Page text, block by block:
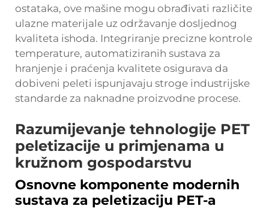
ostataka, ove mašine mogu obrađivati različite
ulazne materijale uz održavanje dosljednog
kvaliteta ishoda. Integriranje precizne kontrole
temperature, automatiziranih sustava za
hranjenje i praćenja kvalitete osigurava da
dobiveni peleti ispunjavaju stroge industrijske
standarde za naknadne proizvodne procese.
Razumijevanje tehnologije PET
peletizacije u primjenama u
kružnom gospodarstvu
Osnovne komponente modernih
sustava za peletizaciju PET-a